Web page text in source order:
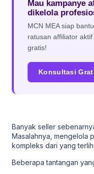
Mau kampanye
dikelola
MCN MEA siap
ratusan affiliator
gratis!
Konsultasi
Banyak seller
Masalahnya, mengelola
kompleks dari yang
Beberapa tantangan